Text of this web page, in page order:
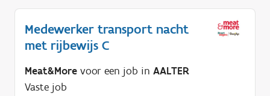
Medewerker transport nacht
met rijbewijs C
Meat&More voor een job in AALTER
Vaste job